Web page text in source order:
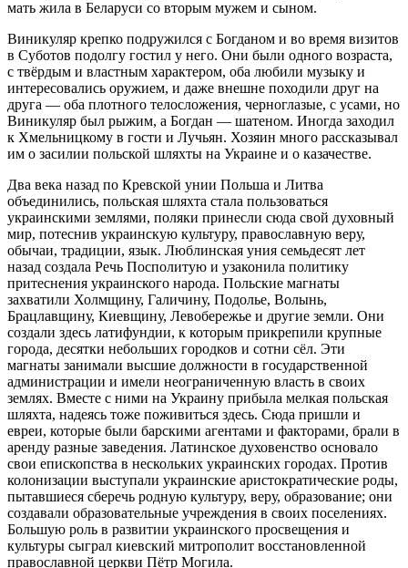
мать жила в Беларуси со вторым мужем и сыном.
Виникуляр крепко подружился с Богданом и во время визитов
в Суботов подолгу гостил у него. Они были одного возраста,
с твёрдым и властным характером, оба любили музыку и
интересовались оружием, и даже внешне походили друг на
друга — оба плотного телосложения, черноглазые, с усами, но
Виникуляр был рыжим, а Богдан — шатеном. Иногда заходил
к Хмельницкому в гости и Лучьян. Хозяин много рассказывал
им о засилии польской шляхты на Украине и о казачестве.
Два века назад по Кревской унии Польша и Литва
объединились, польская шляхта стала пользоваться
украинскими землями, поляки принесли сюда свой духовный
мир, потеснив украинскую культуру, православную веру,
обычаи, традиции, язык. Люблинская уния семьдесят лет
назад создала Речь Посполитую и узаконила политику
притеснения украинского народа. Польские магнаты
захватили Холмщину, Галичину, Подолье, Волынь,
Брацлавщину, Киевщину, Левобережье и другие земли. Они
создали здесь латифундии, к которым прикрепили крупные
города, десятки небольших городков и сотни сёл. Эти
магнаты занимали высшие должности в государственной
администрации и имели неограниченную власть в своих
землях. Вместе с ними на Украину прибыла мелкая польская
шляхта, надеясь тоже поживиться здесь. Сюда пришли и
евреи, которые были барскими агентами и факторами, брали в
аренду разные заведения. Латинское духовенство основало
свои епископства в нескольких украинских городах. Против
колонизации выступали украинские аристократические роды,
пытавшиеся сберечь родную культуру, веру, образование; они
создавали образовательные учреждения в своих поселениях.
Большую роль в развитии украинского просвещения и
культуры сыграл киевский митрополит восстановленной
православной церкви Пётр Могила.